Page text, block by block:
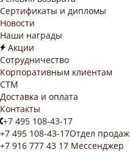
Сертификаты и дипломы
Новости
Наши награды
Акции
Сотрудничество
Корпоративным клиентам
СТМ
Доставка и оплата
Контакты
+7 495 108-43-17
+7 495 108-43-17Отдел продаж
+7 916 777 43 17 Мессенджер